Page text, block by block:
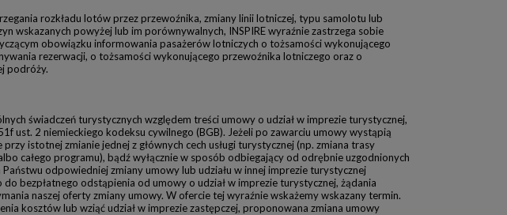
rozkładu lotów przez przewoźnika, zmiany linii lotniczej, typu samolotu lub
wskazanych powyżej lub im porównywalnych, INSPIRE wyraźnie zastrzega sobie
obowiązku informowania pasażerów lotniczych o tożsamości wykonującego
rezerwacji, o tożsamości wykonującego przewoźnika lotniczego oraz o
podróży.
świadczeń turystycznych względem treści umowy o udział w imprezie turystycznej,
ust. 2 niemieckiego kodeksu cywilnego (BGB). Jeżeli po zawarciu umowy wystąpią
istotnej zmianie jednej z głównych cech usługi turystycznej (np. zmiana trasy
całego programu), bądź wyłącznie w sposób odbiegający od odrębnie uzgodnionych
odpowiedniej zmiany umowy lub udziału w innej imprezie turystycznej
bezpłatnego odstąpienia od umowy o udział w imprezie turystycznej, żądania
naszej oferty zmiany umowy. W ofercie tej wyraźnie wskażemy wskazany termin.
kosztów lub wziąć udział w imprezie zastępczej, proponowana zmiana umowy